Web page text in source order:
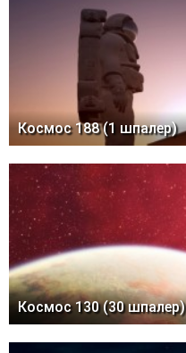
Космос 188 (1 шпалер)
Космос 130 (30 шпалер)